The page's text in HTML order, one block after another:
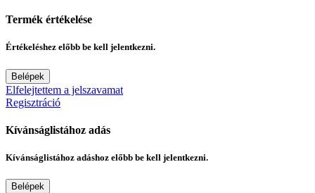
Termék értékelése
Értékeléshez előbb be kell jelentkezni.
Belépek
Elfelejtettem a jelszavamat
Regisztráció
Kívánságlistához adás
Kívánságlistához adáshoz előbb be kell jelentkezni.
Belépek